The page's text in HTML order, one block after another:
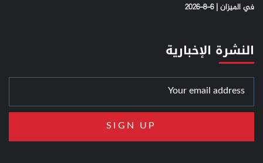
في الميزان | 6-8-2026
النشرة الإخبارية